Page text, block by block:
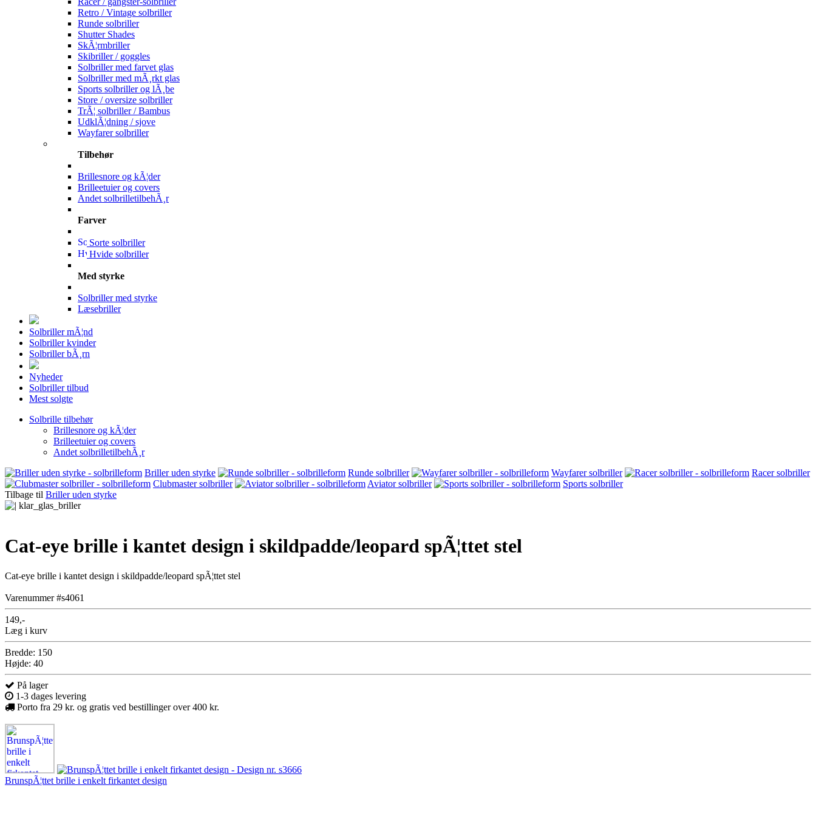
Retro / Vintage solbriller
Runde solbriller
Shutter Shades
SkÃ¦rmbriller
Skibriller / goggles
Solbriller med farvet glas
Solbriller med mÃ¸rkt glas
Sports solbriller og lÃ¸be
Store / oversize solbriller
TrÃ¦ solbriller / Bambus
UdklÃ¦dning / sjove
Wayfarer solbriller
Tilbehør
Brillesnore og kÃ¦der
Brilleetuier og covers
Andet solbrilletilbehÃ¸r
Farver
Sorte solbriller
Hvide solbriller
Med styrke
Solbriller med styrke
Læsebriller
Solbriller mÃ¦nd
Solbriller kvinder
Solbriller bÃ¸rn
Nyheder
Solbriller tilbud
Mest solgte
Solbrille tilbehør
Brillesnore og kÃ¦der
Brilleetuier og covers
Andet solbrilletilbehÃ¸r
Briller uden styrke
Runde solbriller Wayfarer solbriller
Racer solbriller
Clubmaster solbriller
Aviator solbriller
Sports solbriller
Tilbage til Briller uden styrke
Cat-eye brille i kantet design i skildpadde/leopard spÃ¦ttet stel
Cat-eye brille i kantet design i skildpadde/leopard spÃ¦ttet stel
Varenummer #s4061
149,-
Læg i kurv
Bredde: 150
Højde: 40
På lager
1-3 dages levering
Porto fra 29 kr. og gratis ved bestillinger over 400 kr.
BrunspÃ¦ttet brille i enkelt firkantet design